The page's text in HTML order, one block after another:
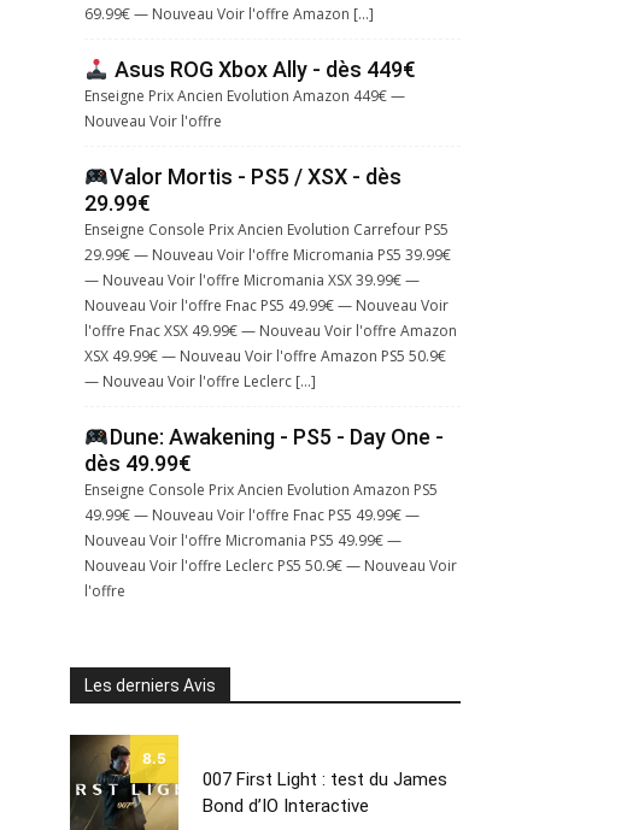
69.99€ — Nouveau Voir l'offre Amazon […]
Asus ROG Xbox Ally - dès 449€
Enseigne Prix Ancien Evolution Amazon 449€ —
Nouveau Voir l'offre
Valor Mortis - PS5 / XSX - dès
29.99€
Enseigne Console Prix Ancien Evolution Carrefour PS5
29.99€ — Nouveau Voir l'offre Micromania PS5 39.99€
— Nouveau Voir l'offre Micromania XSX 39.99€ —
Nouveau Voir l'offre Fnac PS5 49.99€ — Nouveau Voir
l'offre Fnac XSX 49.99€ — Nouveau Voir l'offre Amazon
XSX 49.99€ — Nouveau Voir l'offre Amazon PS5 50.9€
— Nouveau Voir l'offre Leclerc […]
Dune: Awakening - PS5 - Day One -
dès 49.99€
Enseigne Console Prix Ancien Evolution Amazon PS5
49.99€ — Nouveau Voir l'offre Fnac PS5 49.99€ —
Nouveau Voir l'offre Micromania PS5 49.99€ —
Nouveau Voir l'offre Leclerc PS5 50.9€ — Nouveau Voir
l'offre
Les derniers Avis
8.5
007 First Light : test du James
Bond d’IO Interactive